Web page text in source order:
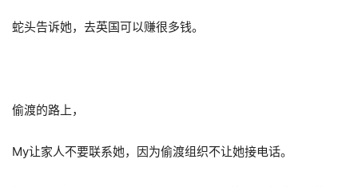
蛇头告诉她，去英国可以赚很多钱。
偷渡的路上，
My让家人不要联系她，因为偷渡组织不让她接电话。